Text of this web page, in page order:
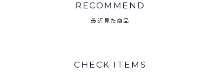
RECOMMEND
最近見た商品
CHECK ITEMS